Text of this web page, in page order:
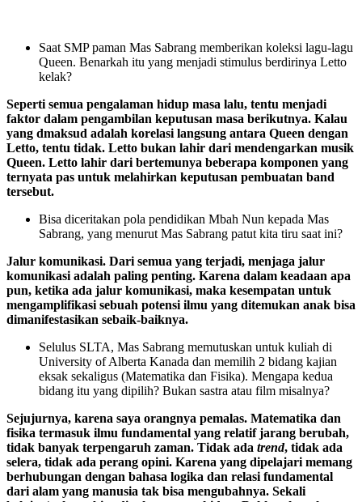
Saat SMP paman Mas Sabrang memberikan koleksi lagu-lagu
Queen. Benarkah itu yang menjadi stimulus berdirinya Letto
kelak?
Seperti semua pengalaman hidup masa lalu, tentu menjadi
faktor dalam pengambilan keputusan masa berikutnya. Kalau
yang dmaksud adalah korelasi langsung antara Queen dengan
Letto, tentu tidak. Letto bukan lahir dari mendengarkan musik
Queen. Letto lahir dari bertemunya beberapa komponen yang
ternyata pas untuk melahirkan keputusan pembuatan band
tersebut.
Bisa diceritakan pola pendidikan Mbah Nun kepada Mas
Sabrang, yang menurut Mas Sabrang patut kita tiru saat ini?
Jalur komunikasi. Dari semua yang terjadi, menjaga jalur
komunikasi adalah paling penting. Karena dalam keadaan apa
pun, ketika ada jalur komunikasi, maka kesempatan untuk
mengamplifikasi sebuah potensi ilmu yang ditemukan anak bisa
dimanifestasikan sebaik-baiknya.
Selulus SLTA, Mas Sabrang memutuskan untuk kuliah di
University of Alberta Kanada dan memilih 2 bidang kajian
eksak sekaligus (Matematika dan Fisika). Mengapa kedua
bidang itu yang dipilih? Bukan sastra atau film misalnya?
Sejujurnya, karena saya orangnya pemalas. Matematika dan
fisika termasuk ilmu fundamental yang relatif jarang berubah,
tidak banyak terpengaruh zaman. Tidak ada trend, tidak ada
selera, tidak ada perang opini. Karena yang dipelajari memang
berhubungan dengan bahasa logika dan relasi fundamental
dari alam yang manusia tak bisa mengubahnya. Sekali